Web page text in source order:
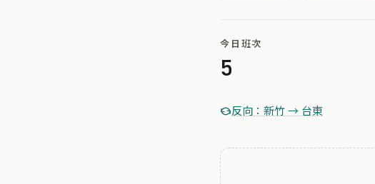
今日班次
5
反向：新竹 → 台東